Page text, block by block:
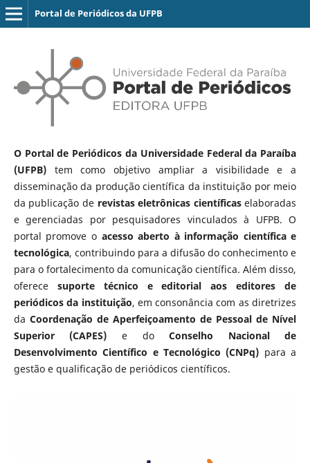
Portal de Periódicos da UFPB
O Portal de Periódicos da Universidade Federal da Paraíba
(UFPB)tem como objetivo ampliar a visibilidade e a
disseminação da produção científica da instituição por meio
da publicação de revistas eletrônicas científicaselaboradas
e gerenciadas por pesquisadores vinculados à UFPB. O
portal promove o acesso aberto à informação científica e
tecnológica, contribuindo para a difusão do conhecimento e
para o fortalecimento da comunicação científica. Além disso,
oferece suporte técnico e editorial aos editores de
periódicos da instituição, em consonância com as diretrizes
da Coordenação de Aperfeiçoamento de Pessoal de Nível
Superior (CAPES) e doConselho Nacional de
Desenvolvimento Científico e Tecnológico (CNPq) para a
gestão e qualificação de periódicos científicos.